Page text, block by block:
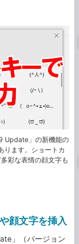
Update」の新機能の
ります。ショートカ
彩な表情の顔文字も
顔文字を挿入
」（バージョン